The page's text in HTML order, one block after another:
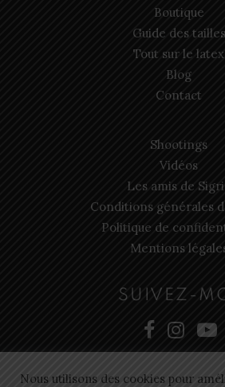
Boutique
Guide des tailles
Tout sur le latex
Blog
Contact
Shootings
Vidéos
Les amis de
Conditions générales
Politique de
Mentions
SUIVEZ-
Nous utilisons des cookies pour